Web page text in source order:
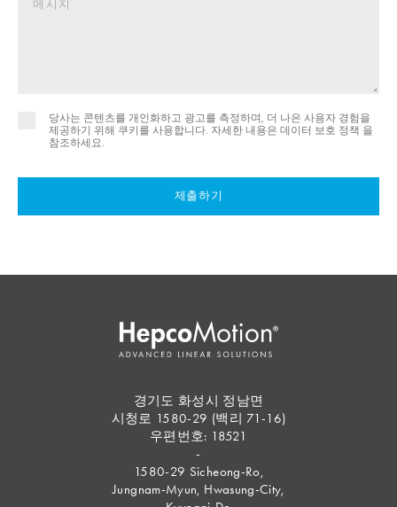
당사는 콘텐츠를 개인화하고 광고를 측정하며, 더 나은 사용자 경험을
제공하기 위해 쿠키를 사용합니다. 자세한 내용은 데이터 보호 정책 을
참조하세요.
제출하기
경기도 화성시 정남면
시청로 1580-29 (백리 71-16)
우편번호: 18521
-
1580-29 Sicheong-Ro,
Jungnam-Myun, Hwasung-City,